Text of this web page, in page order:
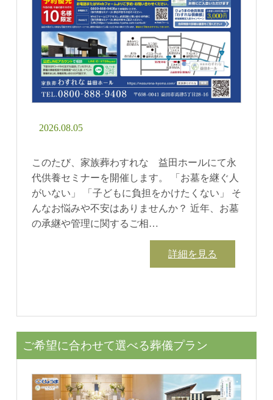
2026.08.05
このたび、家族葬わすれな 益田ホールにて永
代供養セミナーを開催します。 「お墓を継ぐ人
がいない」 「子どもに負担をかけたくない」 そ
んなお悩みや不安はありませんか？ 近年、お墓
の承継や管理に関するご相…
詳細を見る
ご希望に合わせて選べる葬儀プラン